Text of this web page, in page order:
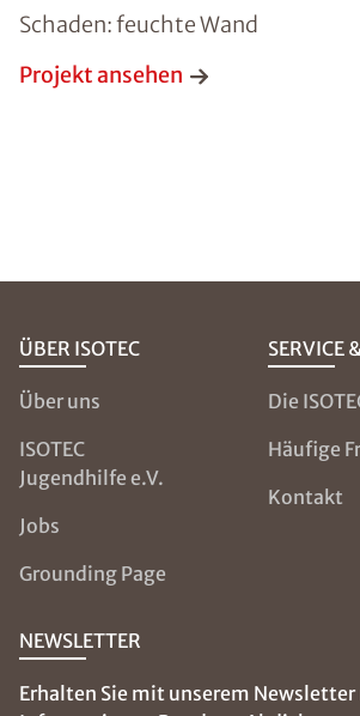
Schaden: feuchte Wand
Projekt ansehen
ÜBER ISOTEC
Über uns
ISOTEC
Jugendhilfe e.V.
Jobs
Grounding Page
SERVICE
Die
Häufige
Kontakt
NEWSLETTER
Erhalten Sie mit unserem Newsletter